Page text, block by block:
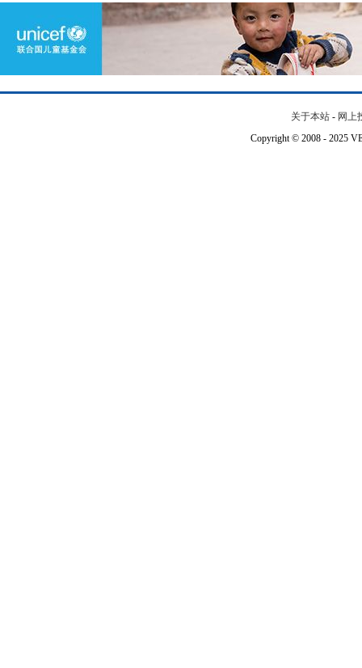
关于本站 - 网上
Copyright © 2008 - 2025